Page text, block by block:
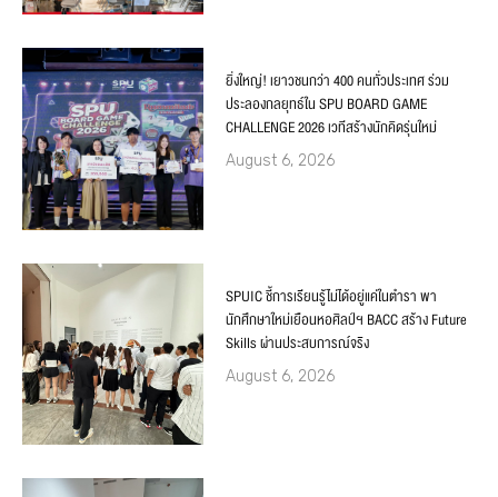
ยิ่งใหญ่! เยาวชนกว่า 400 คนทั่วประเทศ ร่วม
ประลองกลยุทธ์ใน SPU BOARD GAME
CHALLENGE 2026 เวทีสร้างนักคิดรุ่นใหม่
August 6, 2026
SPUIC ชี้การเรียนรู้ไม่ได้อยู่แค่ในตำรา พา
นักศึกษาใหม่เยือนหอศิลป์ฯ BACC สร้าง Future
Skills ผ่านประสบการณ์จริง
August 6, 2026